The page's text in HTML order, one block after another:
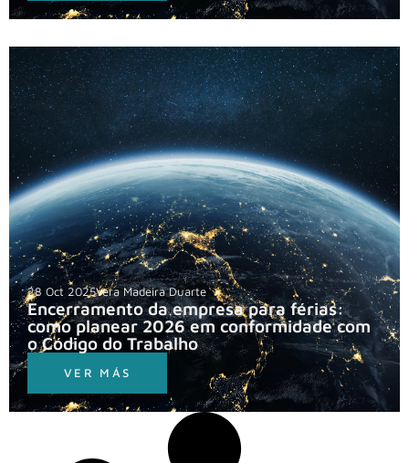
VER MÁS
Encerramento da empresa para férias:
como planear 2026 em conformidade com
o Código do Trabalho
28 Oct 2025Vera Madeira Duarte